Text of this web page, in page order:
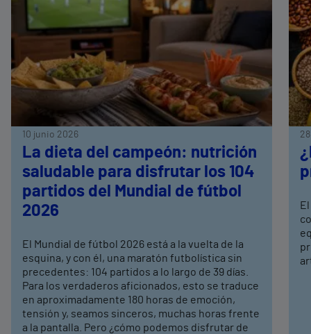
10 junio 2026
La dieta del campeón: nutrición
saludable para disfrutar los 104
partidos del Mundial de fútbol
2026
El Mundial de fútbol 2026 está a la vuelta de la
esquina, y con él, una maratón futbolística sin
precedentes: 104 partidos a lo largo de 39 días.
Para los verdaderos aficionados, esto se traduce
en aproximadamente 180 horas de emoción,
tensión y, seamos sinceros, muchas horas frente
a la pantalla. Pero ¿cómo podemos disfrutar de